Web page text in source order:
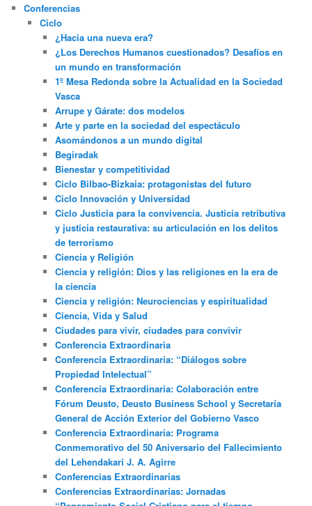
Conferencias
Ciclo
¿Hacia una nueva era?
¿Los Derechos Humanos cuestionados? Desafíos en
un mundo en transformación
1º Mesa Redonda sobre la Actualidad en la Sociedad
Vasca
Arrupe y Gárate: dos modelos
Arte y parte en la sociedad del espectáculo
Asomándonos a un mundo digital
Begiradak
Bienestar y competitividad
Ciclo Bilbao-Bizkaia: protagonistas del futuro
Ciclo Innovación y Universidad
Ciclo Justicia para la convivencia. Justicia retributiva
y justicia restaurativa: su articulación en los delitos
de terrorismo
Ciencia y Religión
Ciencia y religión: Dios y las religiones en la era de
la ciencia
Ciencia y religión: Neurociencias y espiritualidad
Ciencia, Vida y Salud
Ciudades para vivir, ciudades para convivir
Conferencia Extraordinaria
Conferencia Extraordinaria: “Diálogos sobre
Propiedad Intelectual”
Conferencia Extraordinaria: Colaboración entre
Fórum Deusto, Deusto Business School y Secretaría
General de Acción Exterior del Gobierno Vasco
Conferencia Extraordinaria: Programa
Conmemorativo del 50 Aniversario del Fallecimiento
del Lehendakari J. A. Agirre
Conferencias Extraordinarias
Conferencias Extraordinarias: Jornadas